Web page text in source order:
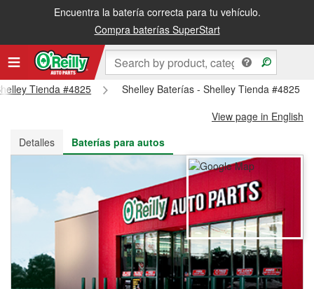
Encuentra la batería correcta para tu vehículo.
Compra baterías SuperStart
Recibe tu orden gratis al día siguiente o recógela en la tienda
Tienda #4825
Shelley Baterías - Shelley Tienda #4825
View page in English
Detalles
Baterías para autos